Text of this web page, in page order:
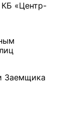
«Центр-
Заемщика